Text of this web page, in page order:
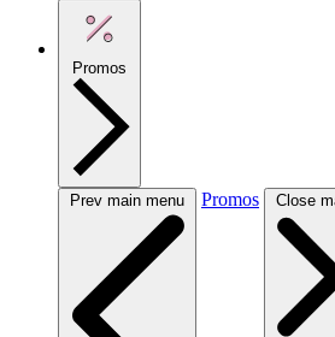
Promos
Prev main menu Promos Close